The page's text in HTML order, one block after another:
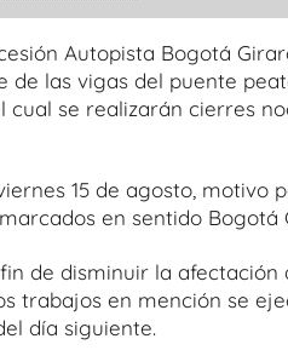
Autopista Bogotá
las vigas del puente
cual se realizarán cierres
15 de agosto, motivo
en sentido Bogotá
de disminuir la
trabajos en mención se
día siguiente.